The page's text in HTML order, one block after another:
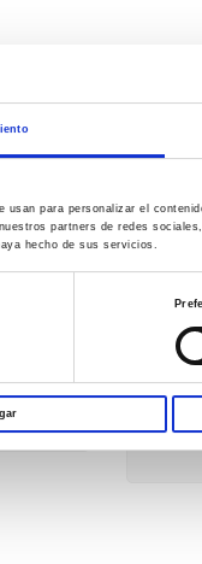
usan para personalizar el
partners de redes
hecho de sus servicios.
el